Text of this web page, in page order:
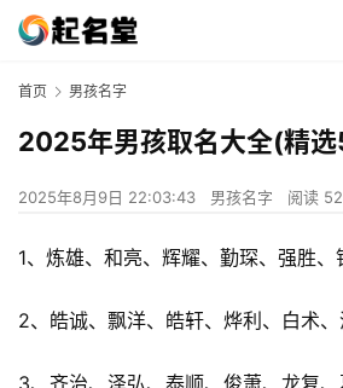
首页 男孩名字
2025年男孩取名大全(精
2025年8月9日 22:03:43 男孩名字 阅读
1、炼雄、和亮、辉耀、勤琛、强胜、
2、皓诚、飘洋、皓轩、烨利、白术、